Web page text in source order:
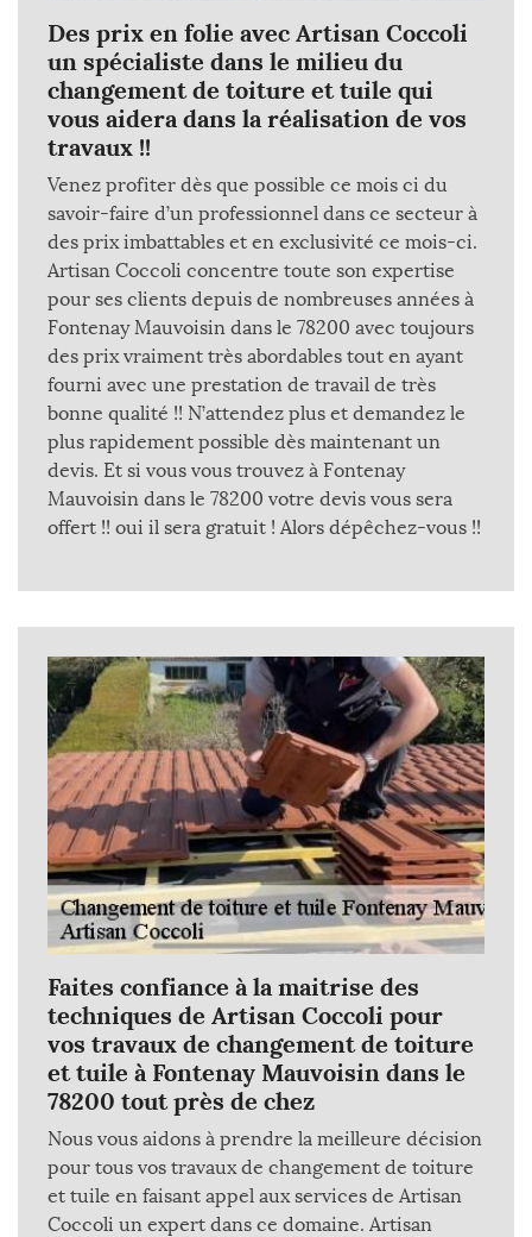
Des prix en folie avec Artisan Coccoli
un spécialiste dans le milieu du
changement de toiture et tuile qui
vous aidera dans la réalisation de vos
travaux !!
Venez profiter dès que possible ce mois ci du
savoir-faire d’un professionnel dans ce secteur à
des prix imbattables et en exclusivité ce mois-ci.
Artisan Coccoli concentre toute son expertise
pour ses clients depuis de nombreuses années à
Fontenay Mauvoisin dans le 78200 avec toujours
des prix vraiment très abordables tout en ayant
fourni avec une prestation de travail de très
bonne qualité !! N’attendez plus et demandez le
plus rapidement possible dès maintenant un
devis. Et si vous vous trouvez à Fontenay
Mauvoisin dans le 78200 votre devis vous sera
offert !! oui il sera gratuit ! Alors dépêchez-vous !!
Faites confiance à la maitrise des
techniques de Artisan Coccoli pour
vos travaux de changement de toiture
et tuile à Fontenay Mauvoisin dans le
78200 tout près de chez
Nous vous aidons à prendre la meilleure décision
pour tous vos travaux de changement de toiture
et tuile en faisant appel aux services de Artisan
Coccoli un expert dans ce domaine. Artisan